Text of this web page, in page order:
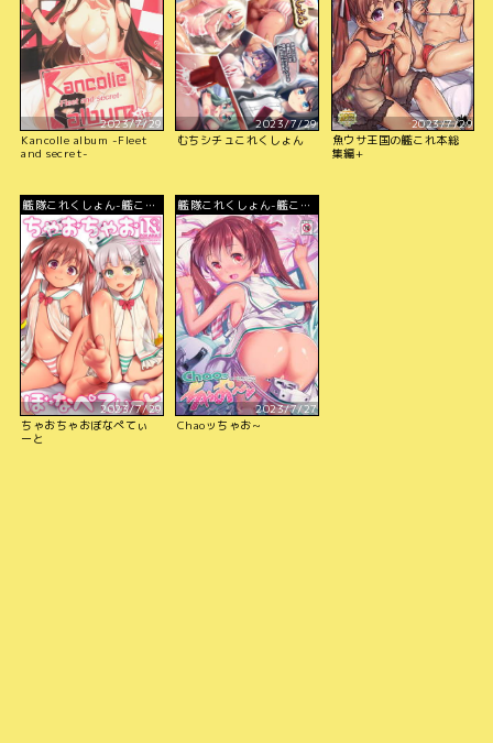
2023/7/29
Kancolle album -Fleet
and secret-
2023/7/29
むちシチュこれくしょん
2023/7/29
魚ウサ王国の艦これ本総
集編+
艦隊これくしょん-艦こ
れ-
2023/7/29
ちゃおちゃおぼなぺてぃ
ーと
艦隊これくしょん-艦こ
れ-
2023/7/27
Chaoッちゃお~